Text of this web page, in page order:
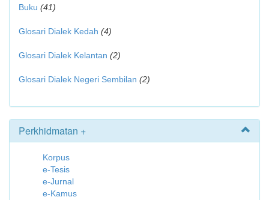
Buku (41)
Glosari Dialek Kedah (4)
Glosari Dialek Kelantan (2)
Glosari Dialek Negeri Sembilan (2)
Perkhidmatan +
Korpus
e-Tesis
e-Jurnal
e-Kamus